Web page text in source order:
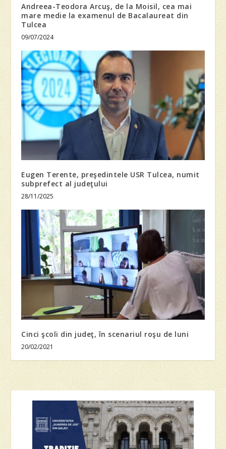
Andreea-Teodora Arcuş, de la Moisil, cea mai
mare medie la examenul de Bacalaureat din
Tulcea
09/07/2024
Eugen Terente, preşedintele USR Tulcea, numit
subprefect al judeţului
28/11/2025
Cinci şcoli din judeţ, în scenariul roşu de luni
20/02/2021